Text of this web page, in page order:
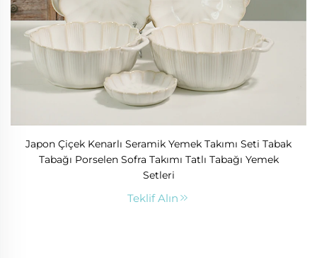
Japon Çiçek Kenarlı Seramik Yemek Takımı Seti Tabak
Tabağı Porselen Sofra Takımı Tatlı Tabağı Yemek
Setleri
Teklif Alın